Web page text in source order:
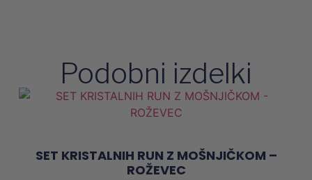
Podobni izdelki
SET KRISTALNIH RUN Z MOŠNJIČKOM –
ROŽEVEC